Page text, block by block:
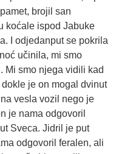
brojil san
koćale ispod Jabuke
I odjedanput se pokrila
učinila, mi smo
Mi smo njega vidili kad
je on mogal dvinut
vesla vozil nego je
je nama odgovoril
Sveca. Jidril je put
odgovoril feralen, ali